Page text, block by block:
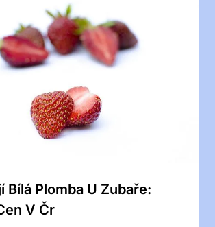
Bílá Plomba U Zubaře:
V Čr